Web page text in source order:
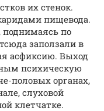
их стенок.
пищевода.
по
заползали в
асфиксию. Выход
психическую
половых органах,
слуховой
клетчатке.